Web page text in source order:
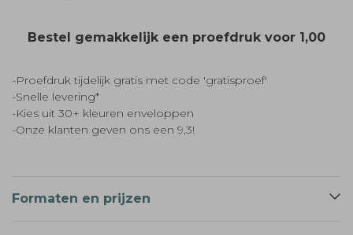
Bestel gemakkelijk een proefdruk voor 1,00
-Proefdruk tijdelijk gratis met code 'gratisproef'
-Snelle levering*
-Kies uit 30+ kleuren enveloppen
-Onze klanten geven ons een 9,3!
Formaten en prijzen